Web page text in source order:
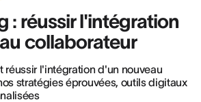
: réussir l'intégration
collaborateur
réussir l'intégration d'un nouveau
stratégies éprouvées, outils digitaux